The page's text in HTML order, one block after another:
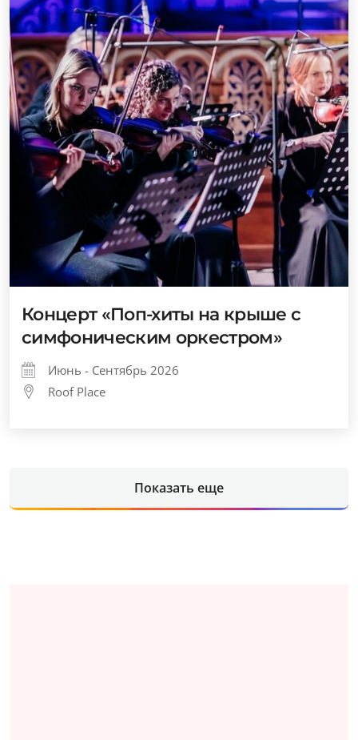
Концерт «Поп-хиты на крыше с
симфоническим оркестром»
Июнь - Сентябрь 2026
Roof Place
Показать еще